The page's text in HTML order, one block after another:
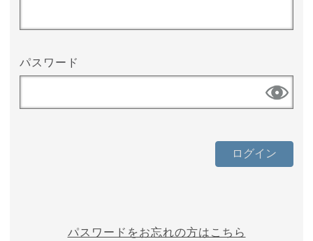
パスワード
パスワードをお忘れの方はこちら